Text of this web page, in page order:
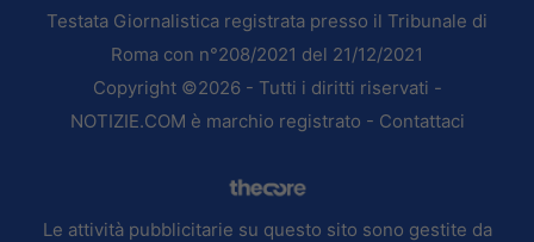
Testata Giornalistica registrata presso il Tribunale di
Roma con n°208/2021 del 21/12/2021
Copyright ©2026 - Tutti i diritti riservati -
NOTIZIE.COM è marchio registrato - Contattaci
Le attività pubblicitarie su questo sito sono gestite da